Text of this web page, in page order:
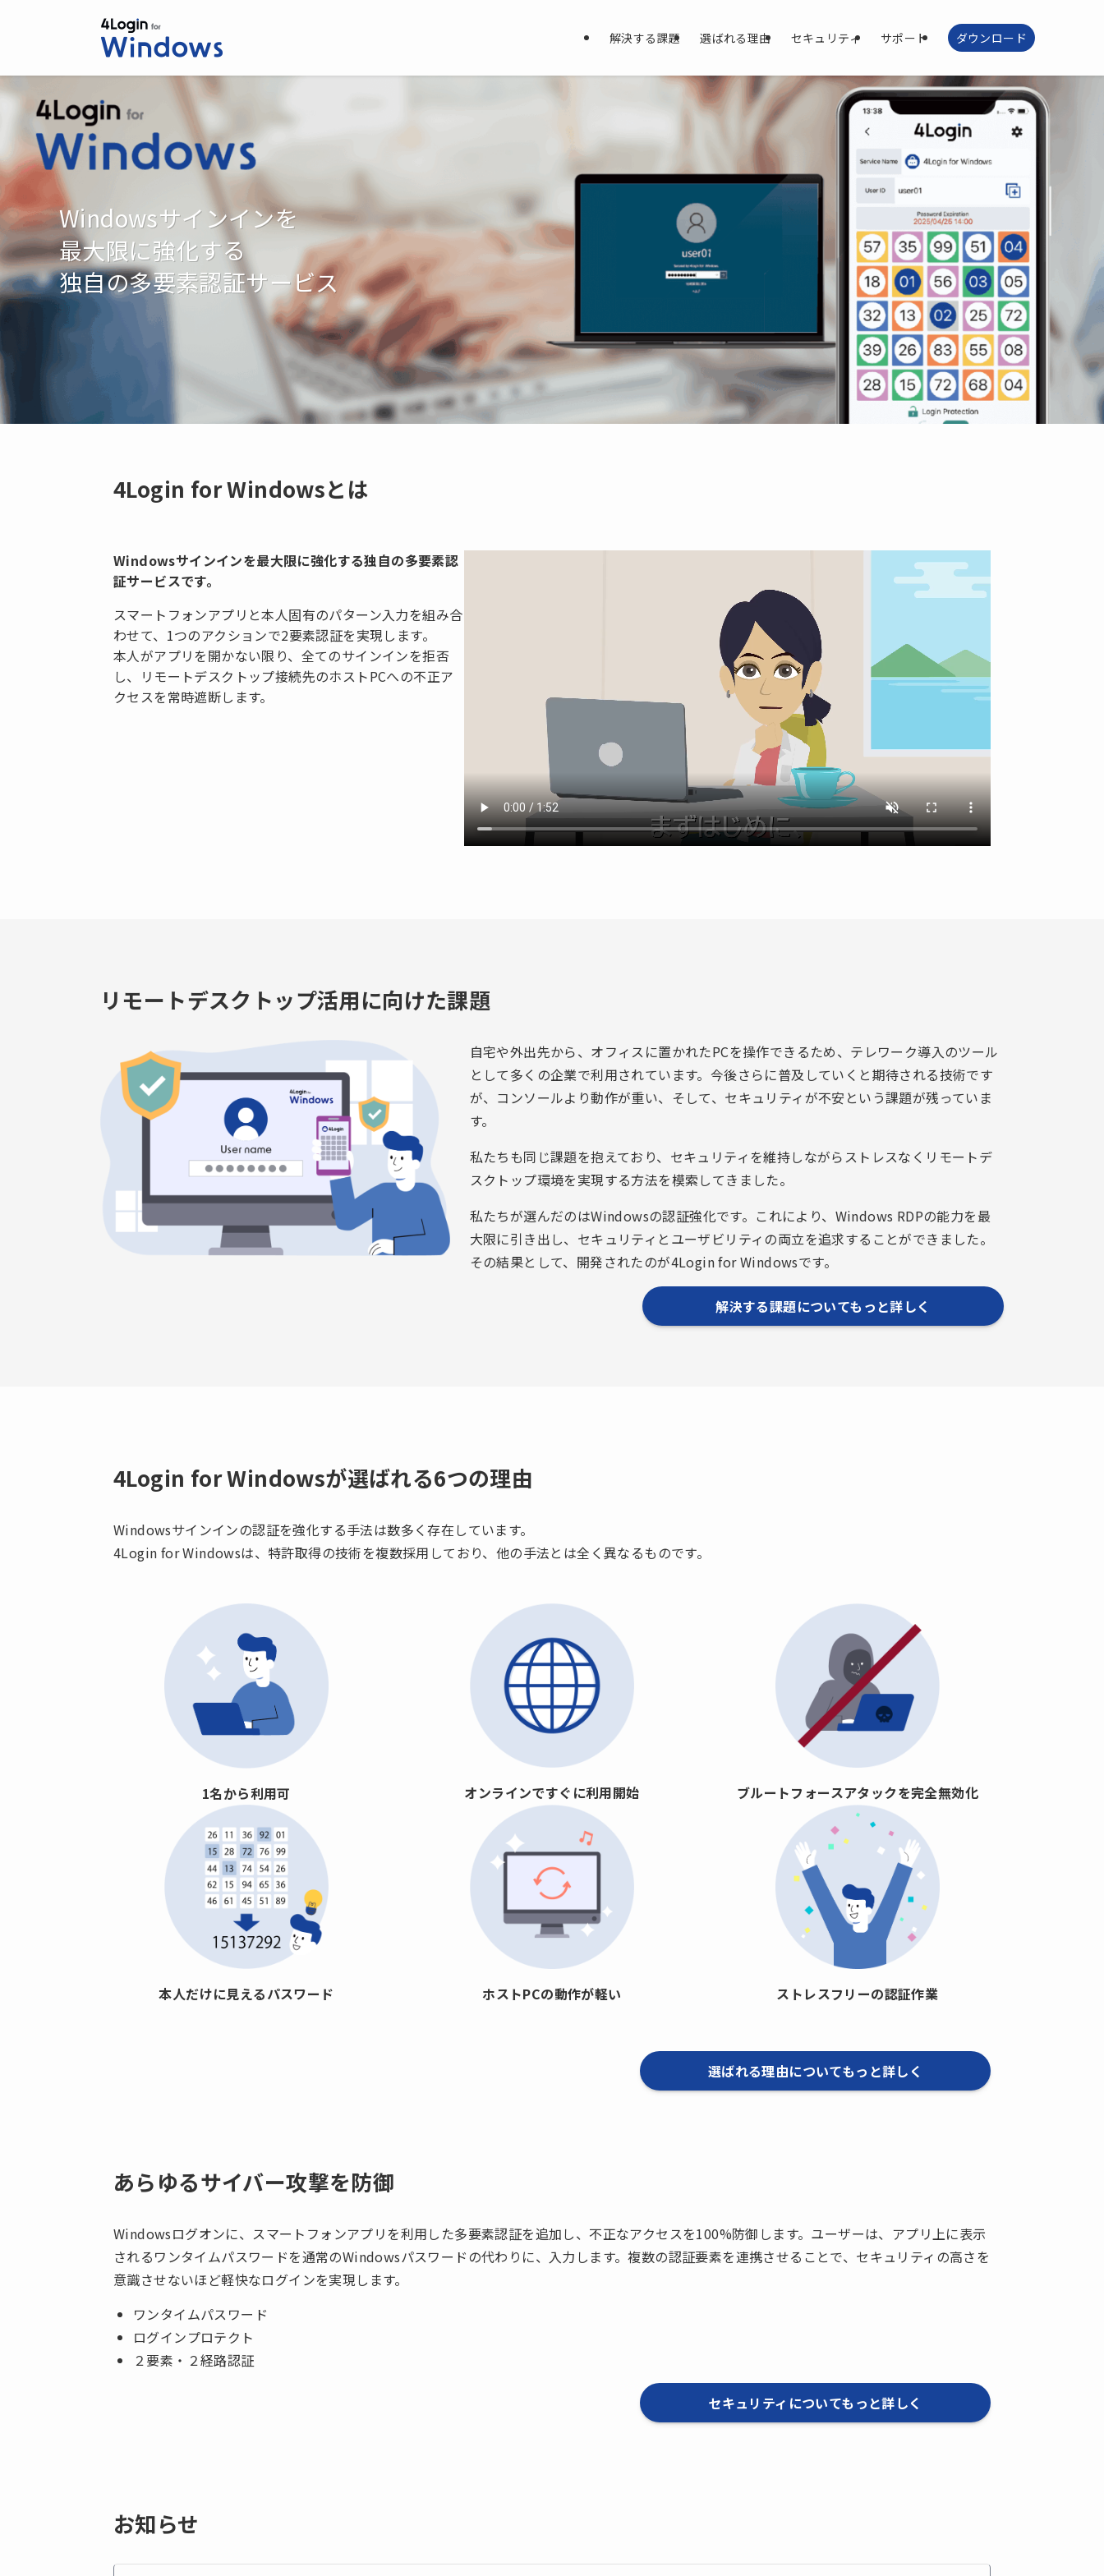
解決する課題 選ばれる理由 セキュリティ サポート ダウンロード
Windowsサインインを
最大限に強化する
独自の多要素認証サービス
4Login for Windowsとは
Windowsサインインを最大限に強化する独自の多要素認
証サービスです。
スマートフォンアプリと本人固有のパターン入力を組み合
わせて、1つのアクションで2要素認証を実現します。
本人がアプリを開かない限り、全てのサインインを拒否
し、リモートデスクトップ接続先のホストPCへの不正ア
クセスを常時遮断します。
リモートデスクトップ活用に向けた課題
自宅や外出先から、オフィスに置かれたPCを操作できるため、テレワーク導入のツール
として多くの企業で利用されています。今後さらに普及していくと期待される技術です
が、コンソールより動作が重い、そして、セキュリティが不安という課題が残っていま
す。
私たちも同じ課題を抱えており、セキュリティを維持しながらストレスなくリモートデ
スクトップ環境を実現する方法を模索してきました。
私たちが選んだのはWindowsの認証強化です。これにより、Windows RDPの能力を最
大限に引き出し、セキュリティとユーザビリティの両立を追求することができました。
その結果として、開発されたのが4Login for Windowsです。
解決する課題についてもっと詳しく
4Login for Windowsが選ばれる6つの理由
Windowsサインインの認証を強化する手法は数多く存在しています。
4Login for Windowsは、特許取得の技術を複数採用しており、他の手法とは全く異なるものです。
1名から利用可 オンラインですぐに利用開始 ブルートフォースアタックを完全無効化
本人だけに見えるパスワード ホストPCの動作が軽い ストレスフリーの認証作業
選ばれる理由についてもっと詳しく
あらゆるサイバー攻撃を防御
Windowsログオンに、スマートフォンアプリを利用した多要素認証を追加し、不正なアクセスを100%防御します。ユーザーは、アプリ上に表示
されるワンタイムパスワードを通常のWindowsパスワードの代わりに、入力します。複数の認証要素を連携させることで、セキュリティの高さを
意識させないほど軽快なログインを実現します。
ワンタイムパスワード
ログインプロテクト
２要素・２経路認証
セキュリティについてもっと詳しく
お知らせ